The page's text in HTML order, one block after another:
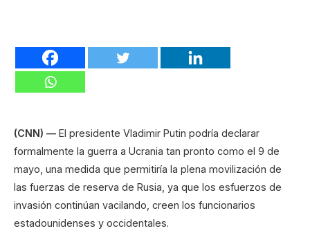
(CNN) — El presidente Vladimir Putin podría declarar
formalmente la guerra a Ucrania tan pronto como el 9 de
mayo, una medida que permitiría la plena movilización de
las fuerzas de reserva de Rusia, ya que los esfuerzos de
invasión continúan vacilando, creen los funcionarios
estadounidenses y occidentales.